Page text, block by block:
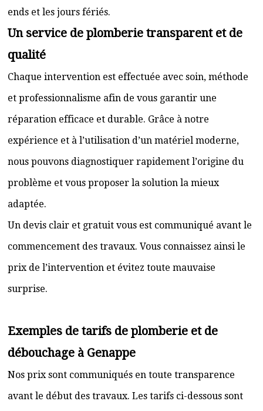
ends et les jours fériés.
Un service de plomberie transparent et de
qualité
Chaque intervention est effectuée avec soin, méthode
et professionnalisme afin de vous garantir une
réparation efficace et durable. Grâce à notre
expérience et à l’utilisation d’un matériel moderne,
nous pouvons diagnostiquer rapidement l’origine du
problème et vous proposer la solution la mieux
adaptée.
Un devis clair et gratuit vous est communiqué avant le
commencement des travaux. Vous connaissez ainsi le
prix de l’intervention et évitez toute mauvaise
surprise.
Exemples de tarifs de plomberie et de
débouchage à Genappe
Nos prix sont communiqués en toute transparence
avant le début des travaux. Les tarifs ci-dessous sont